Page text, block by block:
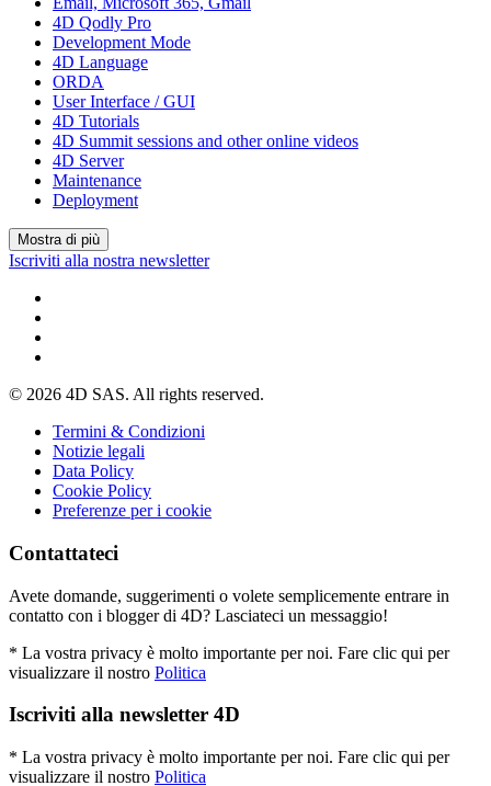
4D Qodly Pro
Development Mode
4D Language
ORDA
User Interface / GUI
4D Tutorials
4D Summit sessions and other online videos
4D Server
Maintenance
Deployment
Mostra di più
Iscriviti alla nostra newsletter
© 2026 4D SAS. All rights reserved.
Termini & Condizioni
Notizie legali
Data Policy
Cookie Policy
Preferenze per i cookie
Contattateci
Avete domande, suggerimenti o volete semplicemente entrare in
contatto con i blogger di 4D? Lasciateci un messaggio!
* La vostra privacy è molto importante per noi. Fare clic qui per
visualizzare il nostro Politica
Iscriviti alla newsletter 4D
* La vostra privacy è molto importante per noi. Fare clic qui per
visualizzare il nostro Politica